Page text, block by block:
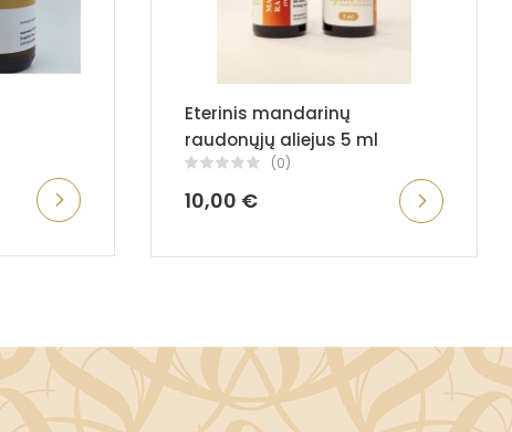
Eterinis mandarinų
raudonųjų aliejus 5 ml
(0)
10,00 €